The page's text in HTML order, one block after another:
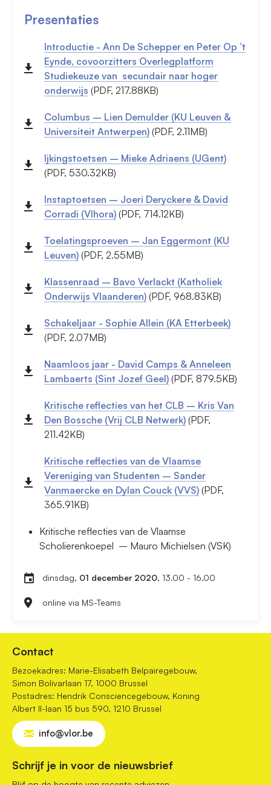
Presentaties
Introductie - Ann De Schepper en Peter Op ’t
Eynde, covoorzitters Overlegplatform
Studiekeuze van secundair naar hoger
onderwijs (PDF, 217.88KB)
Columbus – Lien Demulder (KU Leuven &
Universiteit Antwerpen) (PDF, 2.11MB)
Ijkingstoetsen – Mieke Adriaens (UGent)
(PDF, 530.32KB)
Instaptoetsen – Joeri Deryckere & David
Corradi (Vlhora) (PDF, 714.12KB)
Toelatingsproeven – Jan Eggermont (KU
Leuven) (PDF, 2.55MB)
Klassenraad – Bavo Verlackt (Katholiek
Onderwijs Vlaanderen) (PDF, 968.83KB)
Schakeljaar - Sophie Allein (KA Etterbeek)
(PDF, 2.07MB)
Naamloos jaar - David Camps & Anneleen
Lambaerts (Sint Jozef Geel) (PDF, 879.5KB)
Kritische reflecties van het CLB – Kris Van
Den Bossche (Vrij CLB Netwerk) (PDF,
211.42KB)
Kritische reflecties van de Vlaamse
Vereniging van Studenten – Sander
Vanmaercke en Dylan Couck (VVS) (PDF,
365.91KB)
Kritische reflecties van de Vlaamse
Scholierenkoepel – Mauro Michielsen (VSK)
dinsdag, 01 december 2020, 13.00 - 16.00
online via MS-Teams
Contact
Bezoekadres: Marie-Elisabeth Belpairegebouw,
Simon Bolivarlaan 17, 1000 Brussel
Postadres: Hendrik Consciencegebouw, Koning
Albert II-laan 15 bus 590, 1210 Brussel
info@vlor.be
Schrijf je in voor de nieuwsbrief